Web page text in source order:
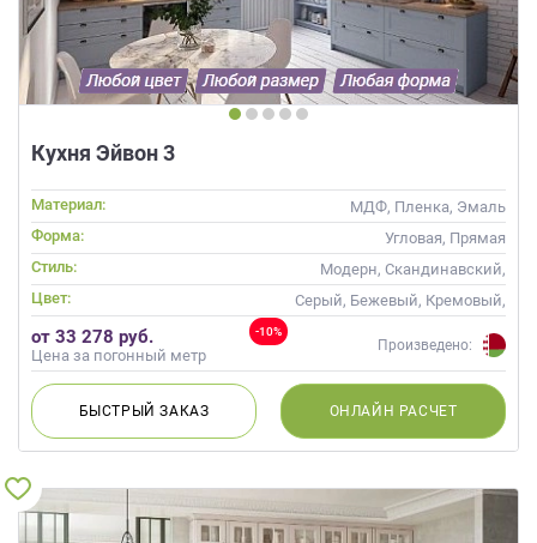
Кухня Эйвон 3
Материал:
МДФ, Пленка, Эмаль
Форма:
Угловая, Прямая
Стиль:
Модерн, Скандинавский,
Неоклассика, Современные
Цвет:
Серый, Бежевый, Кремовый,
Капучино
-10%
от 33 278 руб.
Цена за погонный метр
Произведено:
БЫСТРЫЙЗАКАЗ ОНЛАЙН РАСЧЕТ